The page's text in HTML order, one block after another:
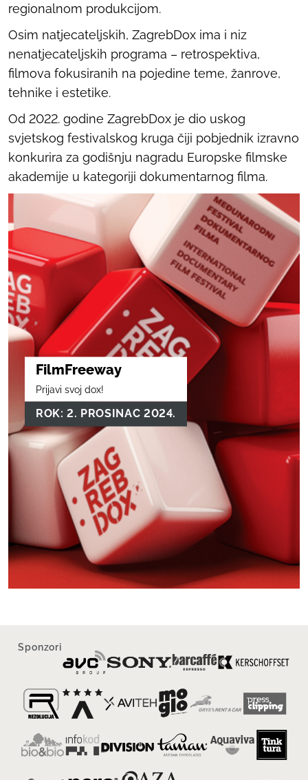
regionalnom produkcijom.
Osim natjecateljskih, ZagrebDox ima i niz
nenatjecateljskih programa – retrospektiva,
filmova fokusiranih na pojedine teme, žanrove,
tehnike i estetike.
Od 2022. godine ZagrebDox je dio uskog
svjetskog festivalskog kruga čiji pobjednik izravno
konkurira za godišnju nagradu Europske filmske
akademije u kategoriji dokumentarnog filma.
FilmFreeway
Prijavi svoj dox!
ROK: 2. PROSINAC 2024.
Sponzori